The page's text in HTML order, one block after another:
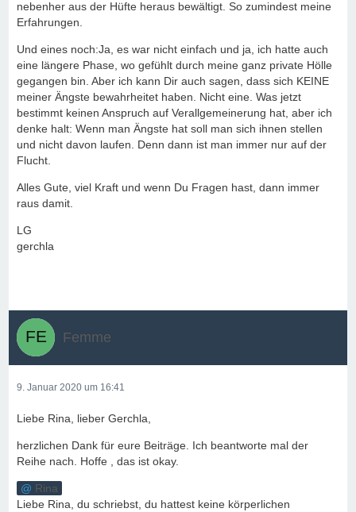
nebenher aus der Hüfte heraus bewältigt. So zumindest meine
Erfahrungen.
Und eines noch:Ja, es war nicht einfach und ja, ich hatte auch
eine längere Phase, wo gefühlt durch meine ganz private Hölle
gegangen bin. Aber ich kann Dir auch sagen, dass sich KEINE
meiner Ängste bewahrheitet haben. Nicht eine. Was jetzt
bestimmt keinen Anspruch auf Verallgemeinerung hat, aber ich
denke halt: Wenn man Ängste hat soll man sich ihnen stellen
und nicht davon laufen. Denn dann ist man immer nur auf der
Flucht.
Alles Gute, viel Kraft und wenn Du Fragen hast, dann immer
raus damit.
LG
gerchla
Femme
9. Januar 2020 um 16:41
Liebe Rina, lieber Gerchla,
herzlichen Dank für eure Beiträge. Ich beantworte mal der
Reihe nach. Hoffe , das ist okay.
Rina
Liebe Rina, du schriebst, du hattest keine körperlichen